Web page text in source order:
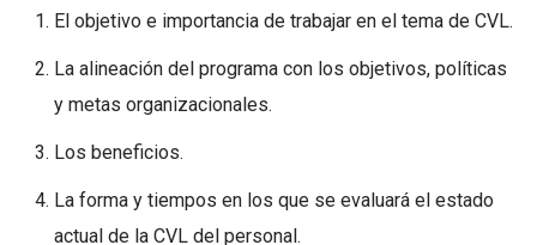
El objetivo e importancia de trabajar en el tema de CVL.
La alineación del programa con los objetivos, políticas
y metas organizacionales.
Los beneficios.
La forma y tiempos en los que se evaluará el estado
actual de la CVL del personal.